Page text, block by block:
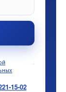
.
15-02